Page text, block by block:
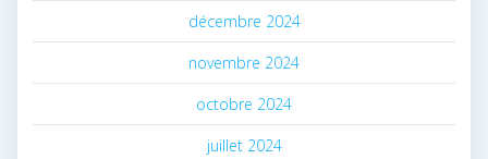
décembre 2024
novembre 2024
octobre 2024
juillet 2024